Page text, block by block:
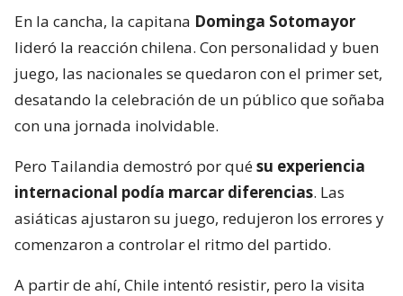
En la cancha, la capitana Dominga Sotomayor
lideró la reacción chilena. Con personalidad y buen
juego, las nacionales se quedaron con el primer set,
desatando la celebración de un público que soñaba
con una jornada inolvidable.
Pero Tailandia demostró por quésu experiencia
internacional podía marcar diferencias. Las
asiáticas ajustaron su juego, redujeron los errores y
comenzaron a controlar el ritmo del partido.
A partir de ahí, Chile intentó resistir, pero la visita